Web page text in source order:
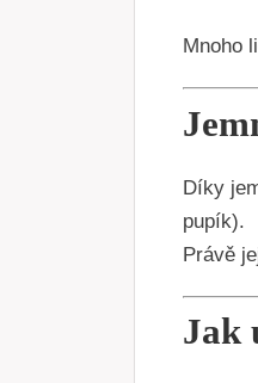
Mnoho
Díky
pupík).
Právě
Jak